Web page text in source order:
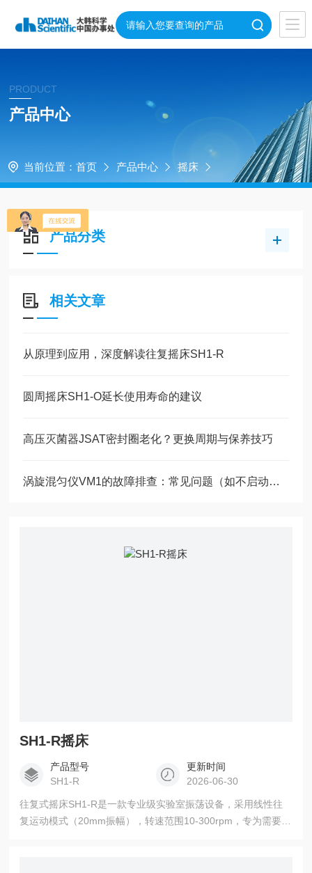
PRODUCT
产品中心
当前位置： 首页 产品中心 摇床
产品分类
相关文章
从原理到应用，深度解读往复摇床SH1-R
圆周摇床SH1-O延长使用寿命的建议
高压灭菌器JSAT密封圈老化？更换周期与保养技巧
涡旋混匀仪VM1的故障排查：常见问题（如不启动、异响）的解决方法
SH1-R摇床
产品型号
SH1-R
更新时间
2026-06-30
往复式摇床SH1-R是一款专业级实验室振荡设备，采用线性往
复运动模式（20mm振幅），转速范围10-300rpm，专为需要线